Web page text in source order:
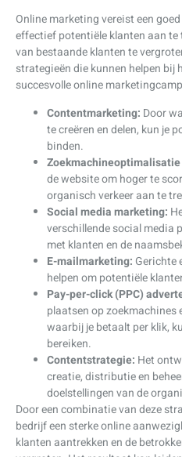
Online marketing vereist een
effectief potentiële klanten aan te
van bestaande klanten te
strategieën die kunnen helpen bij
succesvolle online
Contentmarketing: Door
te creëren en delen, kun je
binden.
Zoekmachineoptimalisatie
de website om hoger te
organisch verkeer aan te
Social media marketing:
verschillende social media
met klanten en de
E-mailmarketing: Gerichte
helpen om potentiële
Pay-per-click (PPC)
plaatsen op zoekmachines
waarbij je betaalt per klik,
bereiken.
Contentstrategie: Het
creatie, distributie en
doelstellingen van de
Door een combinatie van deze
bedrijf een sterke online
klanten aantrekken en de